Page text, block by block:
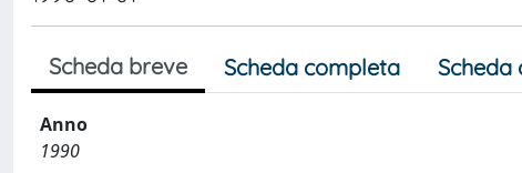
Scheda breve Scheda completa Scheda
Anno
1990